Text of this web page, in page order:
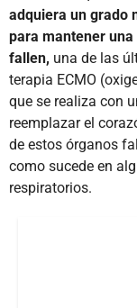
adquiera un grado
para mantener
fallen, una de las
terapia ECMO
que se realiza con
reemplazar el
de estos órganos
como sucede en
respiratorios.